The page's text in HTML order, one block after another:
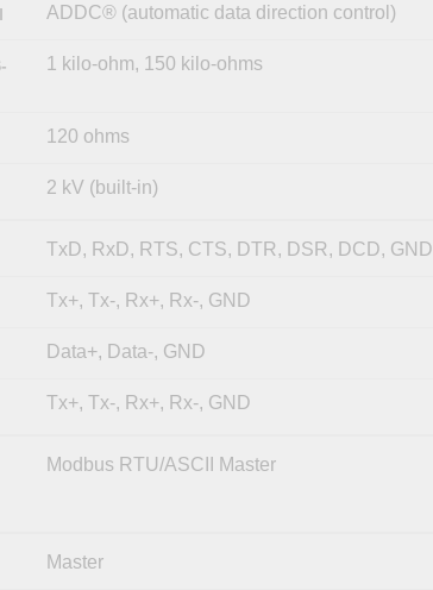
ADDC® (automatic data direction control)
1 kilo-ohm, 150 kilo-ohms
120 ohms
2 kV (built-in)
TxD, RxD, RTS, CTS, DTR, DSR, DCD, GND
Tx+, Tx-, Rx+, Rx-, GND
Data+, Data-, GND
Tx+, Tx-, Rx+, Rx-, GND
Modbus RTU/ASCII Master
Master